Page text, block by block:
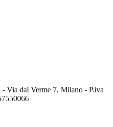
Via dal Verme 7, Milano - P.iva